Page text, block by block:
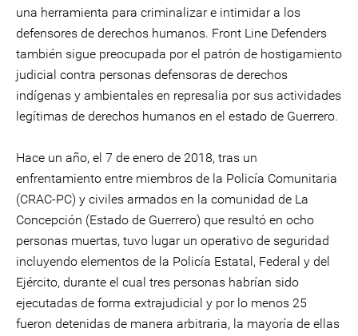
una herramienta para criminalizar e intimidar a los
defensores de derechos humanos. Front Line Defenders
también sigue preocupada por el patrón de hostigamiento
judicial contra personas defensoras de derechos
indígenas y ambientales en represalia por sus actividades
legítimas de derechos humanos en el estado de Guerrero.
Hace un año, el 7 de enero de 2018, tras un
enfrentamiento entre miembros de la Policía Comunitaria
(CRAC-PC) y civiles armados en la comunidad de La
Concepción (Estado de Guerrero) que resultó en ocho
personas muertas, tuvo lugar un operativo de seguridad
incluyendo elementos de la Policía Estatal, Federal y del
Ejército, durante el cual tres personas habrían sido
ejecutadas de forma extrajudicial y por lo menos 25
fueron detenidas de manera arbitraria, la mayoría de ellas